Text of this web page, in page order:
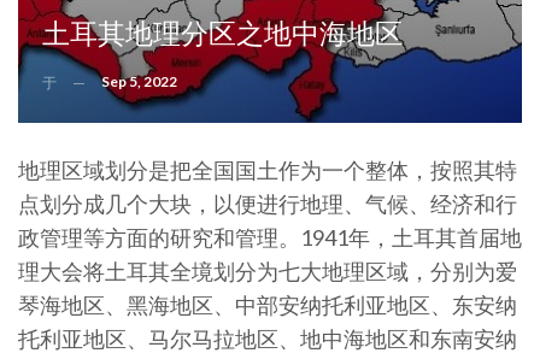
土耳其地理分区之地中海地区
于 Sep 5, 2022
地理区域划分是把全国国土作为一个整体，按照其特
点划分成几个大块，以便进行地理、气候、经济和行
政管理等方面的研究和管理。1941年，土耳其首届地
理大会将土耳其全境划分为七大地理区域，分别为爱
琴海地区、黑海地区、中部安纳托利亚地区、东安纳
托利亚地区、马尔马拉地区、地中海地区和东南安纳